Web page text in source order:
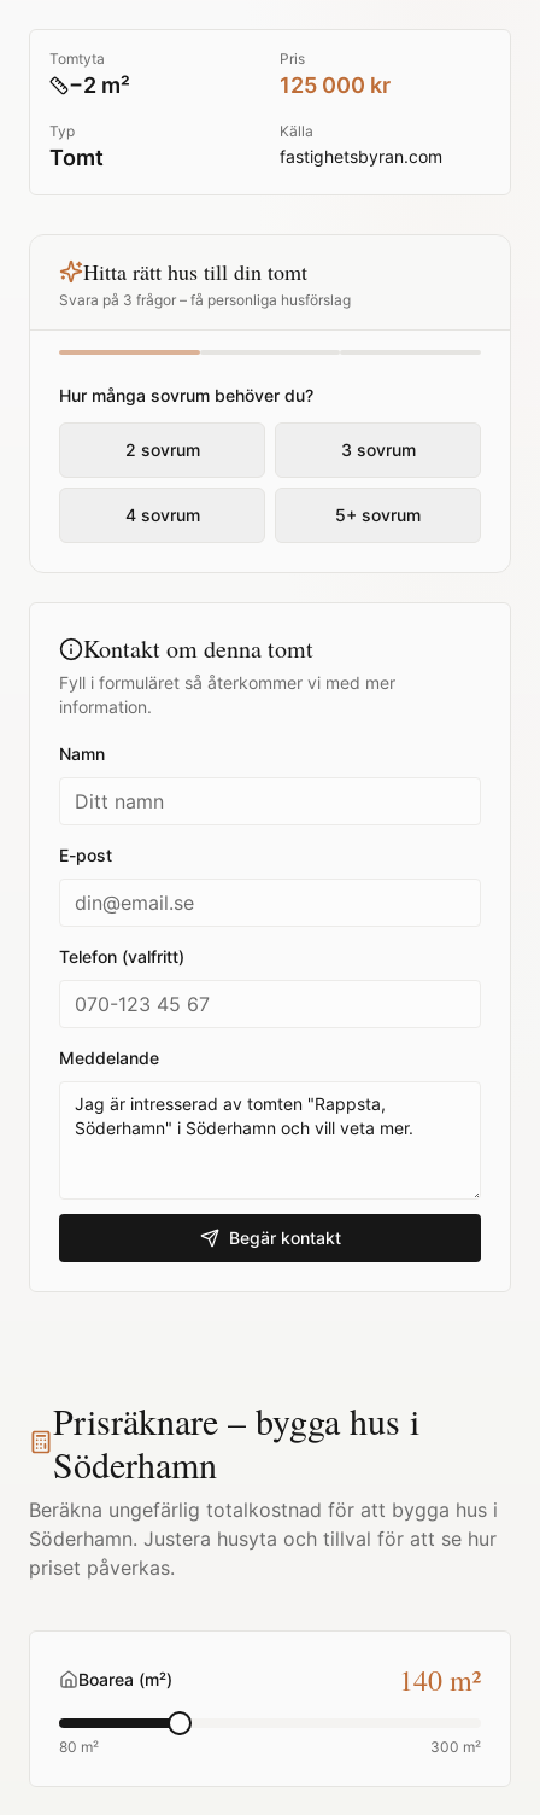
Tomtyta
−2 m²
Pris
125 000 kr
Typ
Tomt
Källa
fastighetsbyran.com
Hitta rätt hus till din tomt
Svara på 3 frågor – få personliga husförslag
Hur många sovrum behöver du?
2 sovrum 3 sovrum
4 sovrum 5+ sovrum
Kontakt om denna tomt
Fyll i formuläret så återkommer vi med mer
information.
Namn
E-post
Telefon (valfritt)
Meddelande
Begär kontakt
Prisräknare – bygga hus i
Söderhamn
Beräkna ungefärlig totalkostnad för att bygga hus i
Söderhamn. Justera husyta och tillval för att se hur
priset påverkas.
Boarea (m²) 140m²
80 m² 300 m²